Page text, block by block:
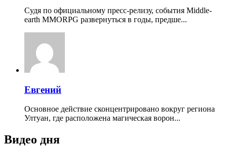
Судя по официальному пресс-релизу, события Middle-
earth MMORPG развернуться в годы, предше...
Евгений
Основное действие сконцентрировано вокруг региона
Ултуан, где расположена магическая ворон...
Видео дня